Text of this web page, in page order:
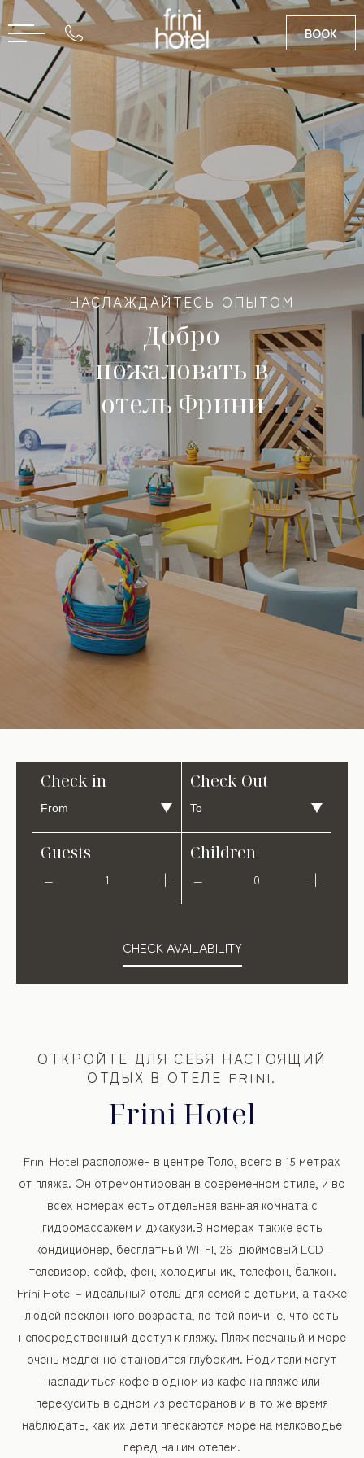
GR
BOOK
НАСЛАЖДАЙТЕСЬ ОПЫТОМ
Добро
пожаловать в
отель Фрини
Check in Check Out
Guests
1
Children
0
CHECK AVAILABILITY
ОТКРОЙТЕ ДЛЯ СЕБЯ НАСТОЯЩИЙ
ОТДЫХ В ОТЕЛЕ FRINI.
Frini Hotel
Frini Hotel расположен в центре Толо, всего в 15 метрах
от пляжа. Он отремонтирован в современном стиле, и во
всех номерах есть отдельная ванная комната с
гидромассажем и джакузи.В номерах также есть
кондиционер, бесплатный WI-FI, 26-дюймовый LCD-
телевизор, сейф, фен, холодильник, телефон, балкон.
Frini Hotel – идеальный отель для семей с детьми, а также
людей преклонного возраста, по той причине, что есть
непосредственный доступ к пляжу. Пляж песчаный и море
очень медленно становится глубоким. Родители могут
насладиться кофе в одном из кафе на пляже или
перекусить в одном из ресторанов и в то же время
наблюдать, как их дети плескаются море на мелководье
перед нашим отелем.